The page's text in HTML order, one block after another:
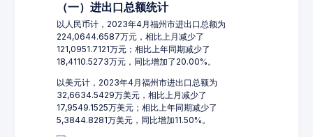
（一）进出口总额统计
以人民币计，2023年4月福州市进出口总额为
224,0644.6587万元，相比上月减少了
121,0951.7121万元；相比上年同期减少了
18,4110.5273万元，同比增加了20.00%。
以美元计，2023年4月福州市进出口总额为
32,6634.5429万美元，相比上月减少了
17,9549.1525万美元；相比上年同期减少了
5,3844.8281万美元，同比增加11.50%。